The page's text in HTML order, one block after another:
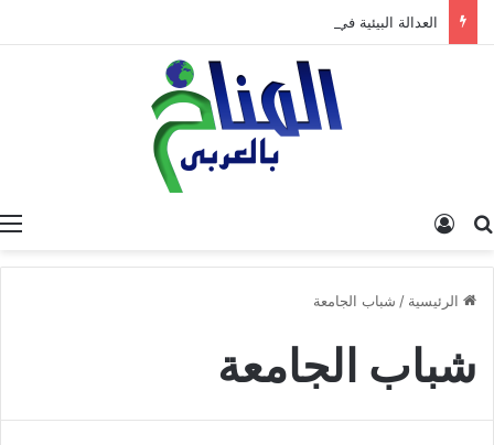
البحث عن
الرئيسية / شباب الجامعة
شباب الجامعة